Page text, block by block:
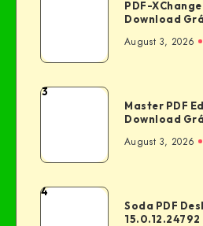
PDF-
Download
August 3, 2026
3
Master PDF
Download
August 3, 2026
4
Soda PDF